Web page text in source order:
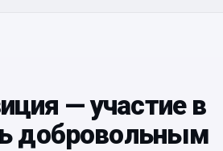
— участие в
добровольным